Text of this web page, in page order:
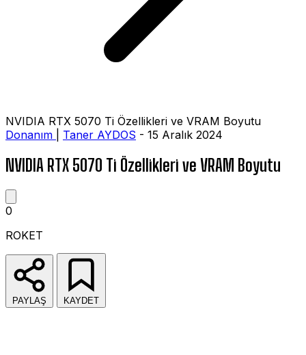
NVIDIA RTX 5070 Ti Özellikleri ve VRAM Boyutu
Donanım
Taner AYDOS - 15 Aralık 2024
NVIDIA RTX 5070 Ti Özellikleri ve VRAM Boyutu
0
ROKET
PAYLAŞ KAYDET